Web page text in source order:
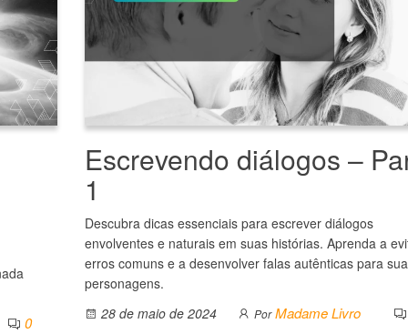
0
Escrevendo diálogos –
1
Descubra dicas essenciais para escrever diálogos
envolventes e naturais em suas histórias. Aprenda a
erros comuns e a desenvolver falas autênticas para
personagens.
28 de maio de 2024
Por Madame Livro